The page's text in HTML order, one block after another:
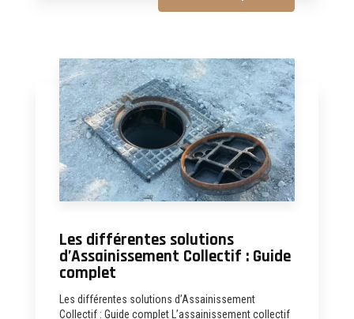
Les différentes solutions
d’Assainissement Collectif : Guide
complet
Les différentes solutions d’Assainissement
Collectif : Guide complet L’assainissement collectif